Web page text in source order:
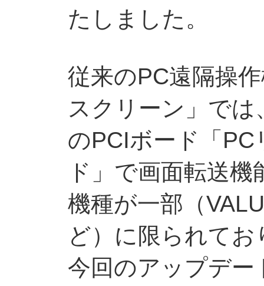
たしました。
従来のPC遠隔操
スクリーン」で
のPCIボード「
ド」で画面転送
機種が一部（
ど）に限られてお
今回のアップデ